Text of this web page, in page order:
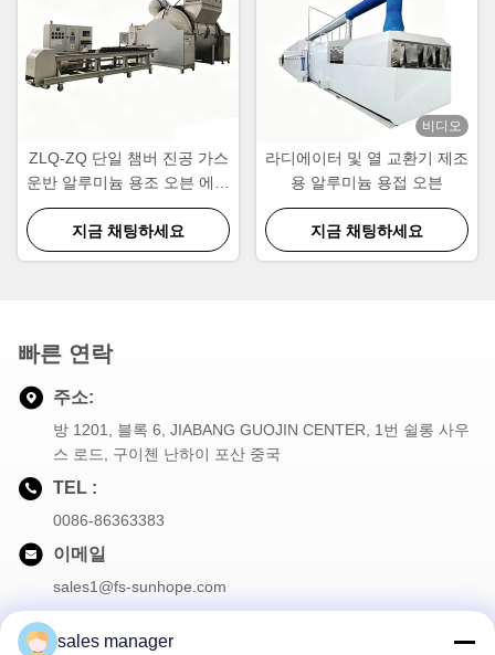
ZLQ-ZQ 단일 챔버 진공 가스
운반 알루미늄 용조 오븐 에너
지 절약 빠른 사이클
지금 채팅하세요
비디오
라디에이터 및 열 교환기 제조
용 알루미늄 용접 오븐
지금 채팅하세요
빠른 연락
주소:
방 1201, 블록 6, JIABANG GUOJIN CENTER, 1번 쉴롱 사우
스 로드, 구이첸 난하이 포산 중국
TEL :
0086-86363383
이메일
sales1@fs-sunhope.com
sales manager